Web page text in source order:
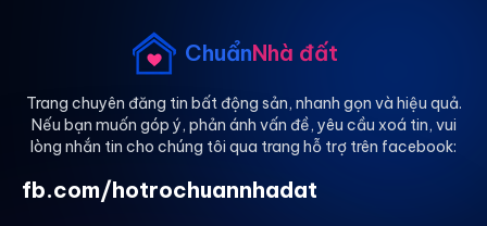
ChuẩnNhà đất
Trang chuyên đăng tin bất động sản, nhanh gọn và hiệu quả.
Nếu bạn muốn góp ý, phản ánh vấn đề, yêu cầu xoá tin, vui
lòng nhắn tin cho chúng tôi qua trang hỗ trợ trên facebook:
fb.com/hotrochuannhadat